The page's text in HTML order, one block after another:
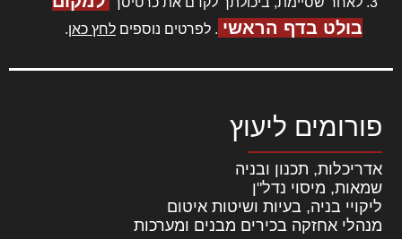
בולט בדף הראשי . לפרטים נוספים לחץ כאן.
פורומים ליעוץ
אדריכלות, תכנון ובניה
שמאות, מיסוי נדל"ן
ליקויי בניה, בעיות ושיטות איטום
מנהלי אחזקה בכירים מבנים ומערכות